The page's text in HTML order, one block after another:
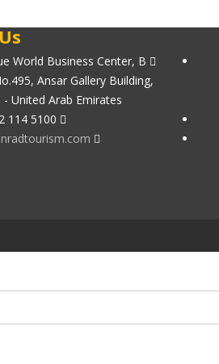
World Business Center, B
Ansar Gallery Building,
United Arab Emirates
114 5100